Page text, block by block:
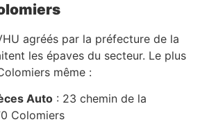
agréés par la préfecture de la
les épaves du secteur. Le plus
même :
Auto : 23 chemin de la
Colomiers